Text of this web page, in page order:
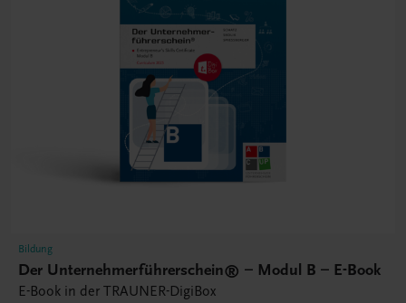
Bildung
Der Unternehmerführerschein® – Modul B – E-Book
E-Book in der TRAUNER-DigiBox